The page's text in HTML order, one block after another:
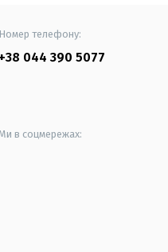
Номер телефону:
+38 044 390 5077
в соцмережах: